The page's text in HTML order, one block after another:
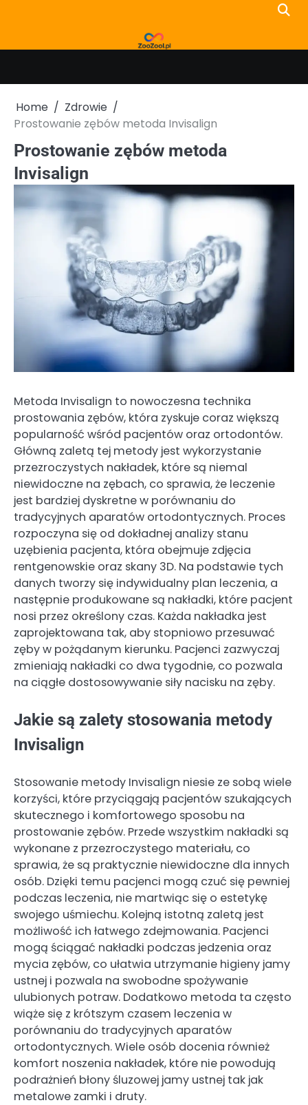
Home
Zdrowie
Prostowanie zębów metoda Invisalign
Prostowanie zębów metoda
Invisalign
Metoda Invisalign to nowoczesna technika
prostowania zębów, która zyskuje coraz większą
popularność wśród pacjentów oraz ortodontów.
Główną zaletą tej metody jest wykorzystanie
przezroczystych nakładek, które są niemal
niewidoczne na zębach, co sprawia, że leczenie
jest bardziej dyskretne w porównaniu do
tradycyjnych aparatów ortodontycznych. Proces
rozpoczyna się od dokładnej analizy stanu
uzębienia pacjenta, która obejmuje zdjęcia
rentgenowskie oraz skany 3D. Na podstawie tych
danych tworzy się indywidualny plan leczenia, a
następnie produkowane są nakładki, które pacjent
nosi przez określony czas. Każda nakładka jest
zaprojektowana tak, aby stopniowo przesuwać
zęby w pożądanym kierunku. Pacjenci zazwyczaj
zmieniają nakładki co dwa tygodnie, co pozwala
na ciągłe dostosowywanie siły nacisku na zęby.
Jakie są zalety stosowania metody
Invisalign
Stosowanie metody Invisalign niesie ze sobą wiele
korzyści, które przyciągają pacjentów szukających
skutecznego i komfortowego sposobu na
prostowanie zębów. Przede wszystkim nakładki są
wykonane z przezroczystego materiału, co
sprawia, że są praktycznie niewidoczne dla innych
osób. Dzięki temu pacjenci mogą czuć się pewniej
podczas leczenia, nie martwiąc się o estetykę
swojego uśmiechu. Kolejną istotną zaletą jest
możliwość ich łatwego zdejmowania. Pacjenci
mogą ściągać nakładki podczas jedzenia oraz
mycia zębów, co ułatwia utrzymanie higieny jamy
ustnej i pozwala na swobodne spożywanie
ulubionych potraw. Dodatkowo metoda ta często
wiąże się z krótszym czasem leczenia w
porównaniu do tradycyjnych aparatów
ortodontycznych. Wiele osób docenia również
komfort noszenia nakładek, które nie powodują
podrażnień błony śluzowej jamy ustnej tak jak
metalowe zamki i druty.